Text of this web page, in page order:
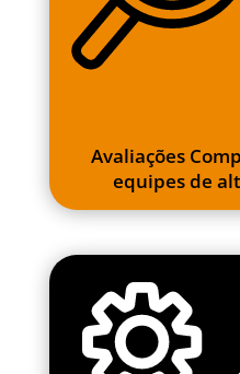
Avaliações
equipes de